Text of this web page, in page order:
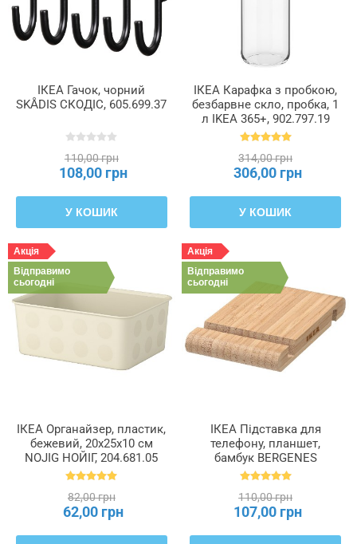
ІКЕА Гачок, чорний
SKÅDIS СКОДІС, 605.699.37
110,00 грн
108,00 грн
У КОШИК
ІКЕА Карафка з пробкою,
безбарвне скло, пробка, 1
л IKEA 365+, 902.797.19
314,00 грн
306,00 грн
У КОШИК
Акція
Відправимо
сьогодні
ІКЕА Органайзер, пластик,
бежевий, 20x25x10 см
NOJIG НОЙІГ, 204.681.05
82,00 грн
62,00 грн
Акція
Відправимо
сьогодні
ІКЕА Підставка для
телефону, планшет,
бамбук BERGENES
БЕРГЕНЕС, 104.579.99
110,00 грн
107,00 грн